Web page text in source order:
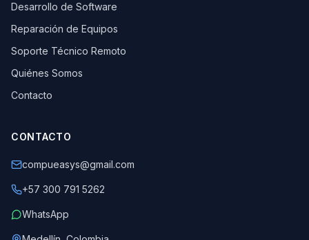
Desarrollo de Software
Reparación de Equipos
Soporte Técnico Remoto
Quiénes Somos
Contacto
CONTACTO
compueasys@gmail.com
+57 300 791 5262
WhatsApp